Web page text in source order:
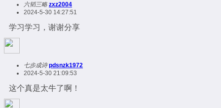
六韬三略 zxz2004
2024-5-30 14:27:51
学习学习，谢谢分享
七步成诗 pdsnzk1972
2024-5-30 21:09:53
这个真是太牛了啊！